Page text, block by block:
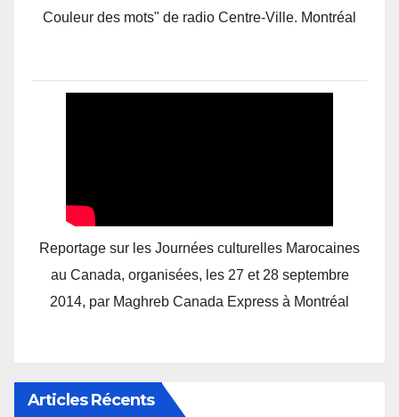
Couleur des mots" de radio Centre-Ville. Montréal
Reportage sur les Journées culturelles Marocaines
au Canada, organisées, les 27 et 28 septembre
2014, par Maghreb Canada Express à Montréal
Articles Récents